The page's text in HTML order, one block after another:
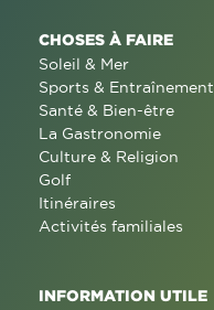
CHOSES À FAIRE
Soleil & Mer
Sports & Entraînement
Santé & Bien-être
La Gastronomie
Culture & Religion
Golf
Itinéraires
Activités familiales
INFORMATION UTILE